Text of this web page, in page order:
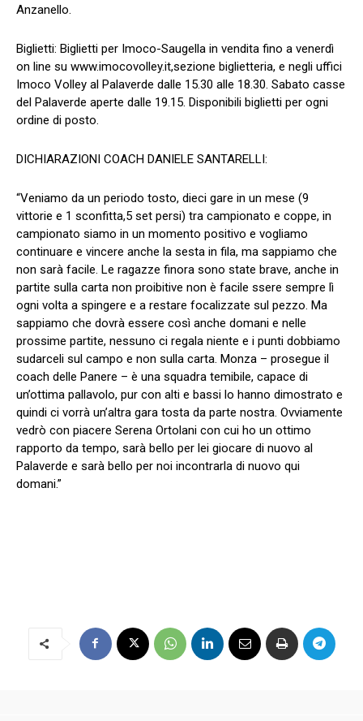
Anzanello.
Biglietti: Biglietti per Imoco-Saugella in vendita fino a venerdì
on line su www.imocovolley.it,sezione biglietteria, e negli uffici
Imoco Volley al Palaverde dalle 15.30 alle 18.30. Sabato casse
del Palaverde aperte dalle 19.15. Disponibili biglietti per ogni
ordine di posto.
DICHIARAZIONI COACH DANIELE SANTARELLI:
“Veniamo da un periodo tosto, dieci gare in un mese (9
vittorie e 1 sconfitta,5 set persi) tra campionato e coppe, in
campionato siamo in un momento positivo e vogliamo
continuare e vincere anche la sesta in fila, ma sappiamo che
non sarà facile. Le ragazze finora sono state brave, anche in
partite sulla carta non proibitive non è facile ssere sempre lì
ogni volta a spingere e a restare focalizzate sul pezzo. Ma
sappiamo che dovrà essere così anche domani e nelle
prossime partite, nessuno ci regala niente e i punti dobbiamo
sudarceli sul campo e non sulla carta. Monza – prosegue il
coach delle Panere – è una squadra temibile, capace di
un’ottima pallavolo, pur con alti e bassi lo hanno dimostrato e
quindi ci vorrà un’altra gara tosta da parte nostra. Ovviamente
vedrò con piacere Serena Ortolani con cui ho un ottimo
rapporto da tempo, sarà bello per lei giocare di nuovo al
Palaverde e sarà bello per noi incontrarla di nuovo qui
domani.”